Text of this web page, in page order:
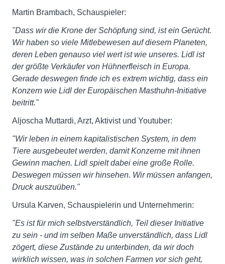
Martin Brambach, Schauspieler:
"Dass wir die Krone der Schöpfung sind, ist ein Gerücht.
Wir haben so viele Mitlebewesen auf diesem Planeten,
deren Leben genauso viel wert ist wie unseres. Lidl ist
der größte Verkäufer von Hühnerfleisch in Europa.
Gerade deswegen finde ich es extrem wichtig, dass ein
Konzern wie Lidl der Europäischen Masthuhn-Initiative
beitritt."
Aljoscha Muttardi, Arzt, Aktivist und Youtuber:
"Wir leben in einem kapitalistischen System, in dem
Tiere ausgebeutet werden, damit Konzerne mit ihnen
Gewinn machen. Lidl spielt dabei eine große Rolle.
Deswegen müssen wir hinsehen. Wir müssen anfangen,
Druck auszuüben."
Ursula Karven, Schauspielerin und Unternehmerin:
"Es ist für mich selbstverständlich, Teil dieser Initiative
zu sein - und im selben Maße unverständlich, dass Lidl
zögert, diese Zustände zu unterbinden, da wir doch
wirklich wissen, was in solchen Farmen vor sich geht,